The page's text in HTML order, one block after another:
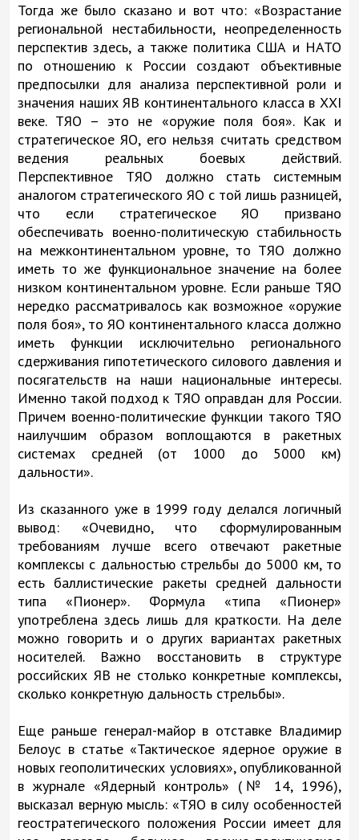
Тогда же было сказано и вот что: «Возрастание
региональной нестабильности, неопределенность
перспектив здесь, а также политика США и НАТО
по отношению к России создают объективные
предпосылки для анализа перспективной роли и
значения наших ЯВ континентального класса в ХХI
веке. ТЯО – это не «оружие поля боя». Как и
стратегическое ЯО, его нельзя считать средством
ведения реальных боевых действий.
Перспективное ТЯО должно стать системным
аналогом стратегического ЯО с той лишь разницей,
что если стратегическое ЯО призвано
обеспечивать военно-политическую стабильность
на межконтинентальном уровне, то ТЯО должно
иметь то же функциональное значение на более
низком континентальном уровне. Если раньше ТЯО
нередко рассматривалось как возможное «оружие
поля боя», то ЯО континентального класса должно
иметь функции исключительно регионального
сдерживания гипотетического силового давления и
посягательств на наши национальные интересы.
Именно такой подход к ТЯО оправдан для России.
Причем военно-политические функции такого ТЯО
наилучшим образом воплощаются в ракетных
системах средней (от 1000 до 5000 км)
дальности».
Из сказанного уже в 1999 году делался логичный
вывод: «Очевидно, что сформулированным
требованиям лучше всего отвечают ракетные
комплексы с дальностью стрельбы до 5000 км, то
есть баллистические ракеты средней дальности
типа «Пионер». Формула «типа «Пионер»
употреблена здесь лишь для краткости. На деле
можно говорить и о других вариантах ракетных
носителей. Важно восстановить в структуре
российских ЯВ не столько конкретные комплексы,
сколько конкретную дальность стрельбы».
Еще раньше генерал-майор в отставке Владимир
Белоус в статье «Тактическое ядерное оружие в
новых геополитических условиях», опубликованной
в журнале «Ядерный контроль» (№ 14, 1996),
высказал верную мысль: «ТЯО в силу особенностей
геостратегического положения России имеет для